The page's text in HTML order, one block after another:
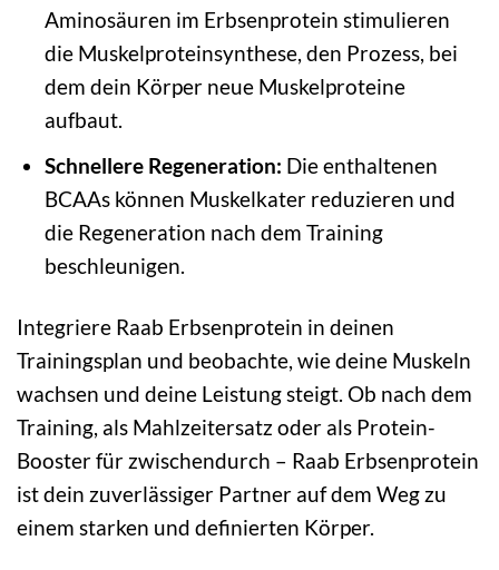
Aminosäuren im Erbsenprotein stimulieren
die Muskelproteinsynthese, den Prozess, bei
dem dein Körper neue Muskelproteine
aufbaut.
Schnellere Regeneration: Die enthaltenen
BCAAs können Muskelkater reduzieren und
die Regeneration nach dem Training
beschleunigen.
Integriere Raab Erbsenprotein in deinen
Trainingsplan und beobachte, wie deine Muskeln
wachsen und deine Leistung steigt. Ob nach dem
Training, als Mahlzeitersatz oder als Protein-
Booster für zwischendurch – Raab Erbsenprotein
ist dein zuverlässiger Partner auf dem Weg zu
einem starken und definierten Körper.